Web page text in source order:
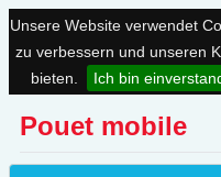
Unsere Website verwendet
zu verbessern und unseren
bieten.
Ich bin
Pouet mobile